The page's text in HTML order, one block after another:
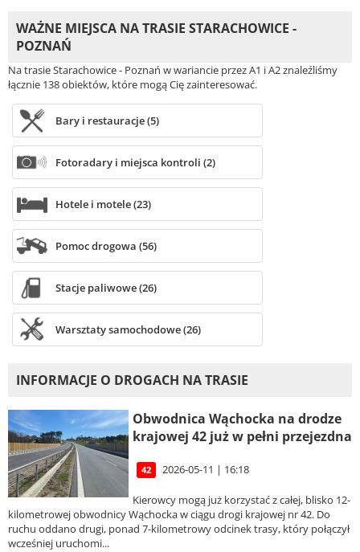
WAŻNE MIEJSCA NA TRASIE STARACHOWICE -
POZNAŃ
Na trasie Starachowice - Poznań w wariancie przez A1 i A2 znaleźliśmy
łącznie 138 obiektów, które mogą Cię zainteresować.
Bary i restauracje (5)
Fotoradary i miejsca kontroli (2)
Hotele i motele (23)
Pomoc drogowa (56)
Stacje paliwowe (26)
Warsztaty samochodowe (26)
INFORMACJE O DROGACH NA TRASIE
Obwodnica Wąchocka na drodze
krajowej 42 już w pełni przejezdna
42 2026-05-11 | 16:18
Kierowcy mogą już korzystać z całej, blisko 12-
kilometrowej obwodnicy Wąchocka w ciągu drogi krajowej nr 42. Do
ruchu oddano drugi, ponad 7-kilometrowy odcinek trasy, który połączył
wcześniej uruchomi...